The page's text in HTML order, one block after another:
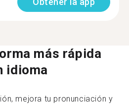
más rápida
idioma
mejora tu pronunciación y